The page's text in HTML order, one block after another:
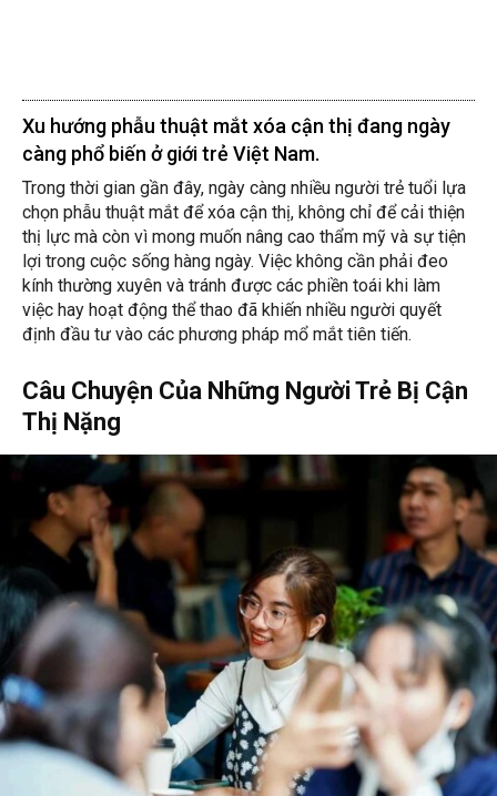
Xu hướng phẫu thuật mắt xóa cận thị đang ngày
càng phổ biến ở giới trẻ Việt Nam.
Trong thời gian gần đây, ngày càng nhiều người trẻ tuổi lựa
chọn phẫu thuật mắt để xóa cận thị, không chỉ để cải thiện
thị lực mà còn vì mong muốn nâng cao thẩm mỹ và sự tiện
lợi trong cuộc sống hàng ngày. Việc không cần phải đeo
kính thường xuyên và tránh được các phiền toái khi làm
việc hay hoạt động thể thao đã khiến nhiều người quyết
định đầu tư vào các phương pháp mổ mắt tiên tiến.
Câu Chuyện Của Những Người Trẻ Bị Cận
Thị Nặng